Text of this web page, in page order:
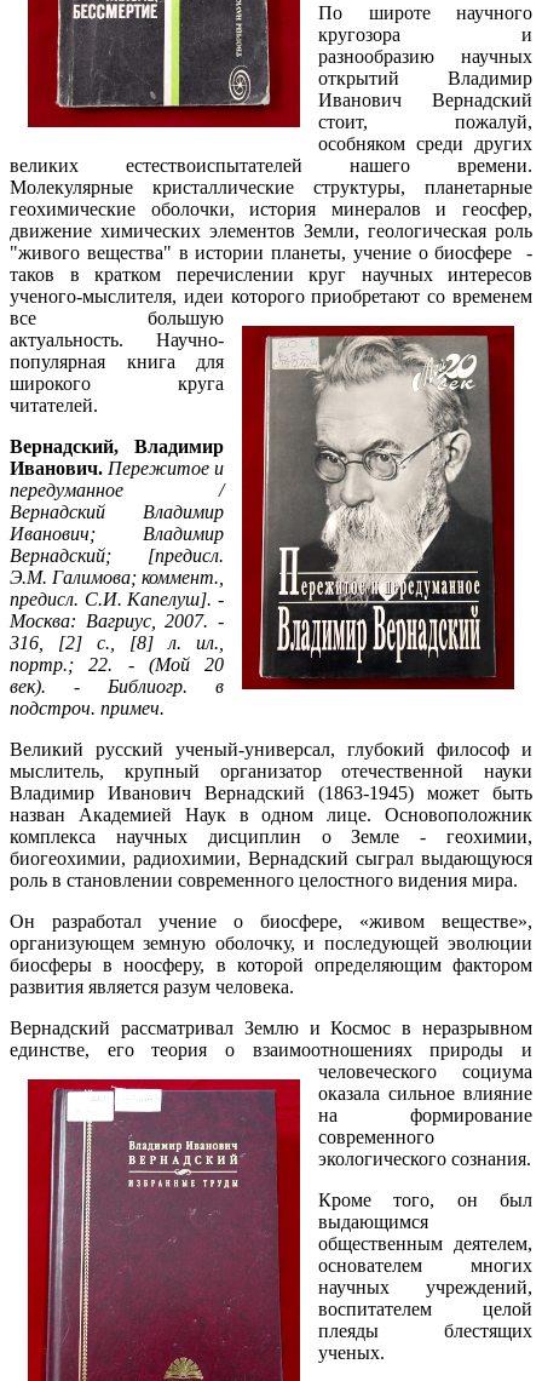
По широте научного
кругозора и
разнообразию научных
открытий Владимир
Иванович Вернадский
стоит, пожалуй,
особняком среди других
великих естествоиспытателей нашего времени.
Молекулярные кристаллические структуры, планетарные
геохимические оболочки, история минералов и геосфер,
движение химических элементов Земли, геологическая роль
"живого вещества" в истории планеты, учение о биосфере -
таков в кратком перечислении круг научных интересов
ученого-мыслителя, идеи которого приобретают со временем
все большую
актуальность. Научно-
популярная книга для
широкого круга
читателей.
Вернадский, Владимир
Иванович. Пережитое и
передуманное /
Вернадский Владимир
Иванович; Владимир
Вернадский; [предисл.
Э.М. Галимова; коммент.,
предисл. С.И. Капелуш]. -
Москва: Вагриус, 2007. -
316, [2] с., [8] л. ил.,
портр.; 22. - (Мой 20
век). - Библиогр. в
подстроч. примеч.
Великий русский ученый-универсал, глубокий философ и
мыслитель, крупный организатор отечественной науки
Владимир Иванович Вернадский (1863-1945) может быть
назван Академией Наук в одном лице. Основоположник
комплекса научных дисциплин о Земле - геохимии,
биогеохимии, радиохимии, Вернадский сыграл выдающуюся
роль в становлении современного целостного видения мира.
Он разработал учение о биосфере, «живом веществе»,
организующем земную оболочку, и последующей эволюции
биосферы в ноосферу, в которой определяющим фактором
развития является разум человека.
Вернадский рассматривал Землю и Космос в неразрывном
единстве, его теория о взаимоотношениях природы и
человеческого социума
оказала сильное влияние
на формирование
современного
экологического сознания.
Кроме того, он был
выдающимся
общественным деятелем,
основателем многих
научных учреждений,
воспитателем целой
плеяды блестящих
ученых.